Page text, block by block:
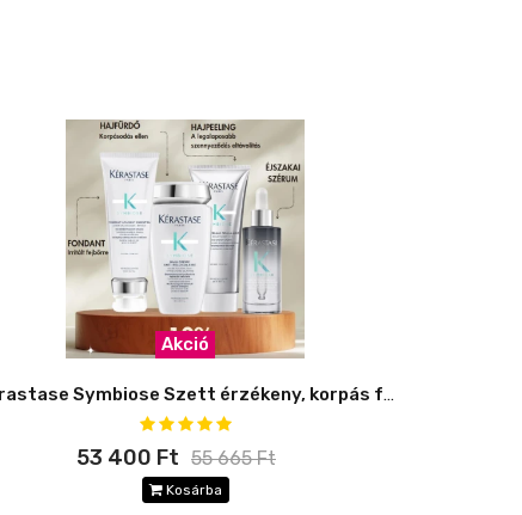
Akció
Kérastase Symbiose Szett érzékeny, korpás fejbőrre -10%
53 400 Ft 55 665 Ft
Kosárba